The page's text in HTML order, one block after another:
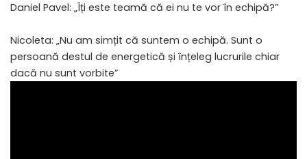
Daniel Pavel: „Îți este teamă că ei nu te vor în echipă?”
Nicoleta: „Nu am simțit că suntem o echipă. Sunt o
persoană destul de energetică și înțeleg lucrurile chiar
dacă nu sunt vorbite”